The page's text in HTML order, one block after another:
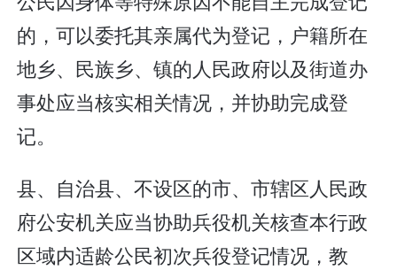
的，可以委托其亲属代为登记，户籍所在
地乡、民族乡、镇的人民政府以及街道办
事处应当核实相关情况，并协助完成登
记。
县、自治县、不设区的市、市辖区人民政
府公安机关应当协助兵役机关核查本行政
区域内适龄公民初次兵役登记情况，教